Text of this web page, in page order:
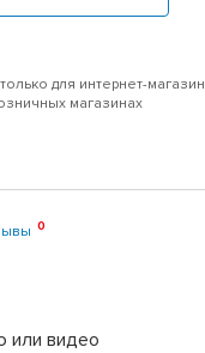
для интернет-
магазинах
или видео